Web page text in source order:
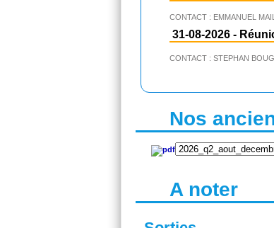
CONTACT : EMMANUEL
31-08-2026 -
CONTACT : STEPHAN
Nos
A noter